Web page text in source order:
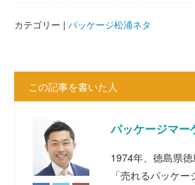
カテゴリー | パッケージ松浦ネタ
この記事を書いた人
パッケージマー
1974年、徳島県
「売れるパッケ